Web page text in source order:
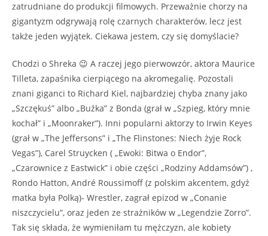
zatrudniane do produkcji filmowych. Przeważnie chorzy na
gigantyzm odgrywają rolę czarnych charakterów, lecz jest
także jeden wyjątek. Ciekawa jestem, czy się domyślacie?
Chodzi o Shreka 😉 A raczej jego pierwowzór, aktora Maurice
Tilleta, zapaśnika cierpiącego na akromegalię. Pozostali
znani giganci to Richard Kiel, najbardziej chyba znany jako
„Szczękuś” albo „Buźka” z Bonda (grał w „Szpieg, który mnie
kochał” i „Moonraker”). Inni popularni aktorzy to Irwin Keyes
(grał w „The Jeffersons” i „The Flinstones: Niech żyje Rock
Vegas”), Carel Struycken ( „Ewoki: Bitwa o Endor”,
„Czarownice z Eastwick” i obie części „Rodziny Addamsów”) ,
Rondo Hatton, André Roussimoff (z polskim akcentem, gdyż
matka była Polką)- Wrestler, zagrał epizod w „Conanie
niszczycielu”, oraz jeden ze strażników w „Legendzie Zorro”.
Tak się składa, że wymieniłam tu mężczyzn, ale kobiety